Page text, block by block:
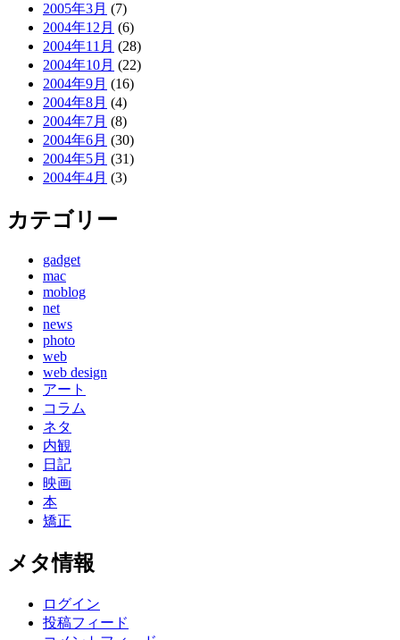
2005年3月 (7)
2004年12月 (6)
2004年11月 (28)
2004年10月 (22)
2004年9月 (16)
2004年8月 (4)
2004年7月 (8)
2004年6月 (30)
2004年5月 (31)
2004年4月 (3)
カテゴリー
gadget
mac
moblog
net
news
photo
web
web design
アート
コラム
ネタ
内観
日記
映画
本
矯正
メタ情報
ログイン
投稿フィード